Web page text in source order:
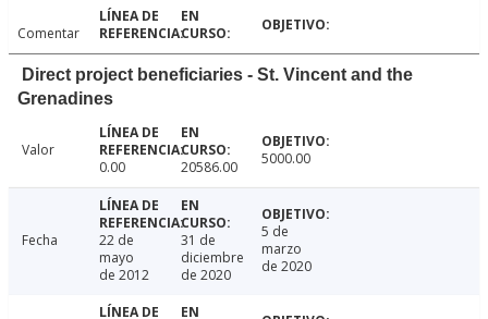
Comentar
Direct project beneficiaries - St. Vincent and the
Grenadines
Valor
0.00
20586.00 5000.00
Fecha
22 de
mayo
de 2012
31 de
diciembre
de 2020
5 de
marzo
de 2020